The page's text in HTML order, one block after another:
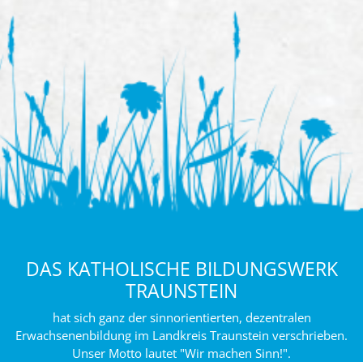
DAS KATHOLISCHE BILDUNGSWERK
TRAUNSTEIN
hat sich ganz der sinnorientierten, dezentralen
Erwachsenenbildung im Landkreis Traunstein verschrieben.
Unser Motto lautet "Wir machen Sinn!".